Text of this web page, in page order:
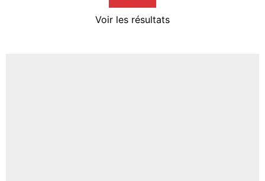
Voir les résultats